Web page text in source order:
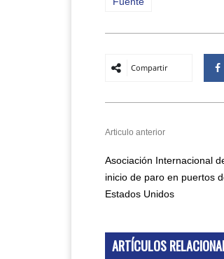
Compartir
Articulo anterior
Asociación Internacional
inicio de paro en puertos
Estados Unidos
ARTÍCULOS